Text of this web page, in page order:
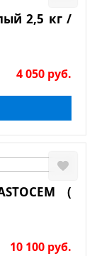
2,5 кг /
4 050 руб.
(
10 100 руб.